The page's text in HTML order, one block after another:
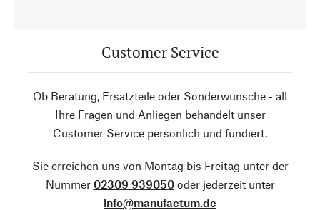
Customer Service
Ob Beratung, Ersatzteile oder Sonderwünsche - all
Ihre Fragen und Anliegen behandelt unser
Customer Service persönlich und fundiert.
Sie erreichen uns von Montag bis Freitag unter der
Nummer 02309 939050oder jederzeit unter
info@manufactum.de